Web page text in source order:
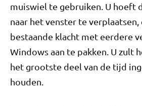
muiswiel te gebruiken. U hoeft
naar het venster te verplaatsen,
bestaande klacht met eerdere
Windows aan te pakken. U zult
het grootste deel van de tijd
houden.